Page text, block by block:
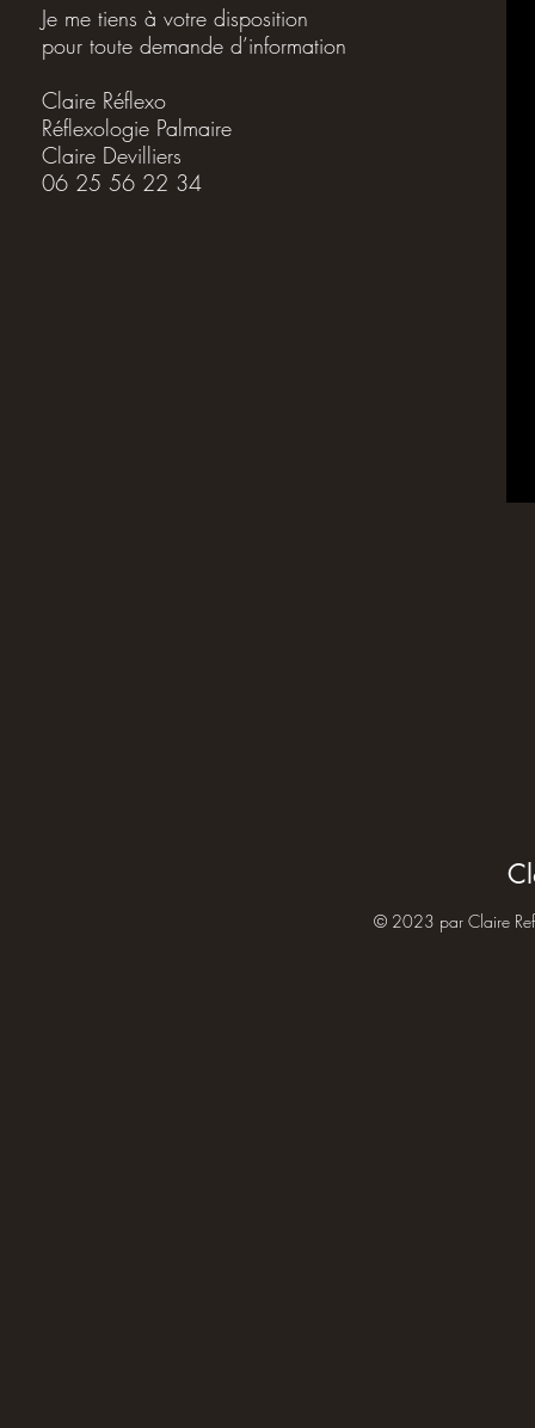
Je me tiens à votre disposition
pour toute demande d’information
Claire Réflexo
Réflexologie Palmaire
Claire Devilliers
06 25 56 22 34
© 2023 par Claire